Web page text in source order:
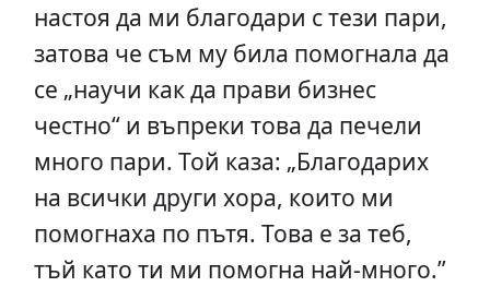
настоя да ми благодари с тези пари,
затова че съм му била помогнала да
се „научи как да прави бизнес
честно“ и въпреки това да печели
много пари. Той каза: „Благодарих
на всички други хора, които ми
помогнаха по пътя. Това е за теб,
тъй като ти ми помогна най-много.”